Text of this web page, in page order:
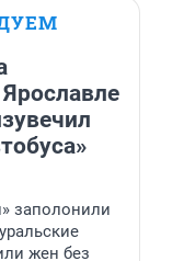
заполонили
жен без